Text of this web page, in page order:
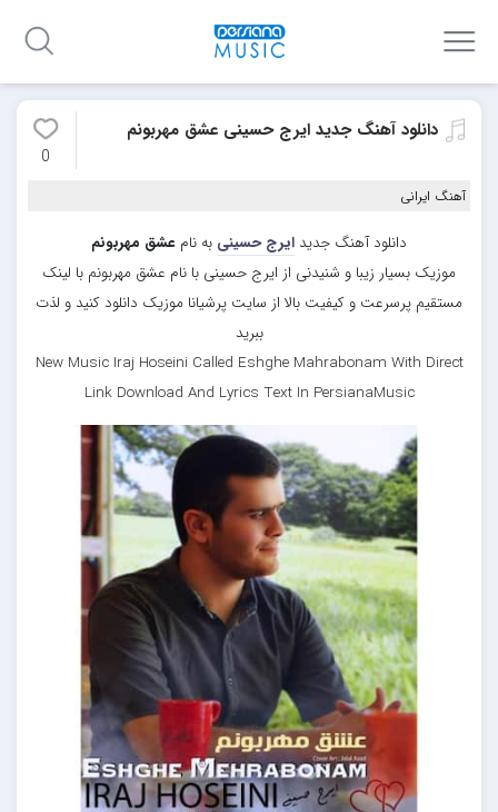
دانلود آهنگ جدید ایرج حسینی عشق مهربونم
0
آهنگ ایرانی
دانلود آهنگ جدید ایرج حسینی به نام عشق مهربونم
موزیک بسیار زیبا و شنیدنی از ایرج حسینی با نام عشق مهربونم با لینک
مستقیم پرسرعت و کیفیت بالا از سایت پرشیانا موزیک دانلود کنید و لذت
ببرید
New Music Iraj Hoseini Called Eshghe Mahrabonam With Direct
Link Download And Lyrics Text In PersianaMusic